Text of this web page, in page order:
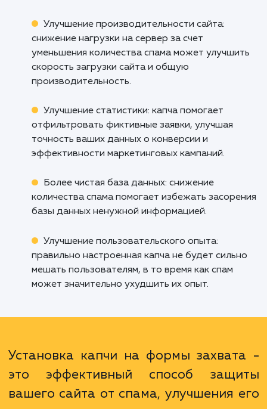
Преимущества нашей услуги включают в
Уменьшение количества спама: капча
для автоматического распознавания, что
значительно снижает количество спама,
отправляемого ботами.
Улучшение производительности сайта:
снижение нагрузки на сервер за счет
уменьшения количества спама может
скорость загрузки сайта и общую
производительность.
Улучшение статистики: капча помогает
точность ваших данных о конверсии и
эффективности маркетинговых кампаний.
Более чистая база данных: снижение
Улучшение пользовательского опыта:
правильно настроенная капча не будет
мешать пользователям, в то время как спам
может значительно ухудшить их опыт.